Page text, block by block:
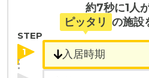
約7秒に1人
ピッタリ の施設
STEP
1